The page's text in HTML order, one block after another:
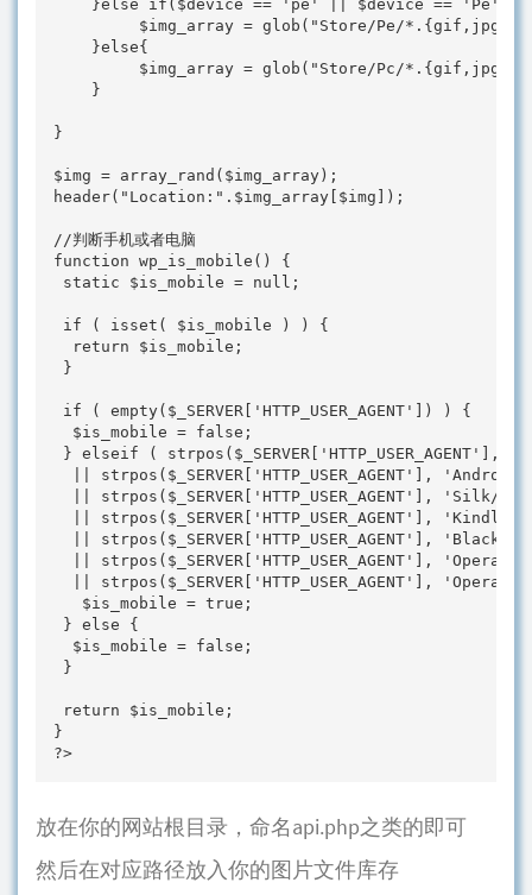
}else if($device == 'pe' || $device == 'Pe'
$img_array = glob("Store/Pe/
    }else{
$img_array = glob("Store/Pc/
    }
}
$img = array_rand($img_array);
header("Location:".$img_array[$img]);
//判断手机或者电脑
function wp_is_mobile() {
static $is_mobile = null;
if ( isset( $is_mobile ) ) {
  return $is_mobile;
}
if ( empty($_SERVER['HTTP_USER_AGENT']) ) {
  $is_mobile = false;
} elseif (
|| strpos($_SERVER['HTTP_USER_AGENT'],
|| strpos($_SERVER['HTTP_USER_AGENT'], 'Silk/')
|| strpos($_SERVER['HTTP_USER_AGENT'],
|| strpos($_SERVER['HTTP_USER_AGENT'],
|| strpos($_SERVER['HTTP_USER_AGENT'], 'Opera
|| strpos($_SERVER['HTTP_USER_AGENT'], 'Opera
   $is_mobile = true;
} else {
  $is_mobile = false;
}
return $is_mobile;
}
?>
放在你的网站根目录，命名api.php之类的即可
然后在对应路径放入你的图片文件库存